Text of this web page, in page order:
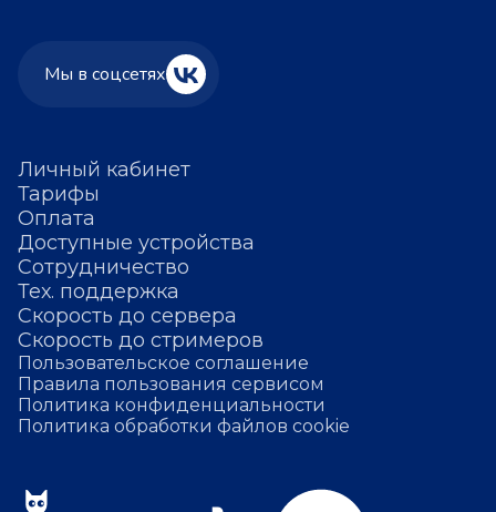
Личный кабинет
Тарифы
Оплата
Доступные устройства
Сотрудничество
Тех. поддержка
Скорость до сервера
Скорость до стримеров
Пользовательское соглашение
Правила пользования сервисом
Политика конфиденциальности
Политика обработки файлов cookie
Мы в соцсетях